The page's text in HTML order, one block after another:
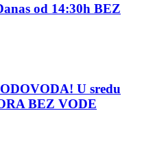
od 14:30h BEZ
U sredu
BEZ VODE